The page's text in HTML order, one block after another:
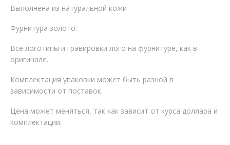
Выполнена из натуральной кожи
Фурнитура золото.
Все логотипы и гравировки лого на фурнитуре, как в
оригинале.
Комплектация упаковки может быть разной в
зависимости от поставок.
Цена может меняться, так как зависит от курса доллара и
комплектации.